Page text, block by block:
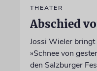
THEATER
Abschied
Jossi Wieler bringt
»Schnee von
den Salzburger